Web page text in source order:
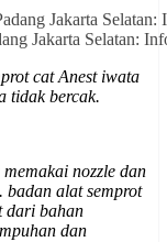
Jakarta Selatan:
cat Anest iwata
tidak bercak.
nozzle dan
badan alat semprot
dari bahan
dan